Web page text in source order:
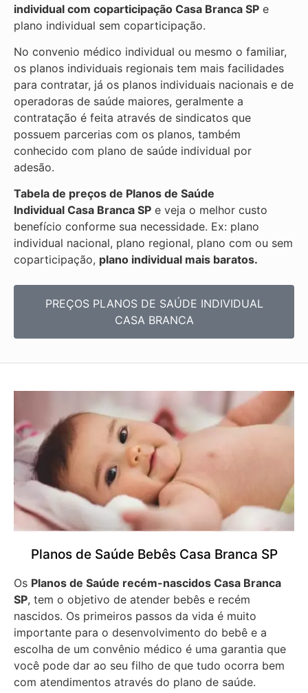
individual com coparticipação Casa Branca SP e
plano individual sem coparticipação.
No convenio médico individual ou mesmo o familiar,
os planos individuais regionais tem mais facilidades
para contratar, já os planos individuais nacionais e de
operadoras de saúde maiores, geralmente a
contratação é feita através de sindicatos que
possuem parcerias com os planos, também
conhecido com plano de saúde individual por
adesão.
Tabela de preços de Planos de Saúde
Individual Casa Branca SP e veja o melhor custo
benefício conforme sua necessidade. Ex: plano
individual nacional, plano regional, plano com ou sem
coparticipação, plano individual mais baratos.
PREÇOS PLANOS DE SAÚDE INDIVIDUAL
CASA BRANCA
Planos de Saúde Bebês Casa Branca SP
Os Planos de Saúde recém-nascidos Casa Branca
SP, tem o objetivo de atender bebês e recém
nascidos. Os primeiros passos da vida é muito
importante para o desenvolvimento do bebê e a
escolha de um convênio médico é uma garantia que
você pode dar ao seu filho de que tudo ocorra bem
com atendimentos através do plano de saúde.